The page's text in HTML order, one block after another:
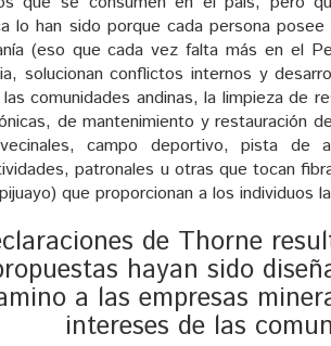
lo han sido porque cada persona
(eso que cada vez falta más en el
solucionan conflictos internos y
comunidades andinas, la limpieza de
de mantenimiento y restauración
campo deportivo, pista
patronales u otras que tocan
que proporcionan a los individuos
de Thorne
hayan sido
a las empresas
intereses de las